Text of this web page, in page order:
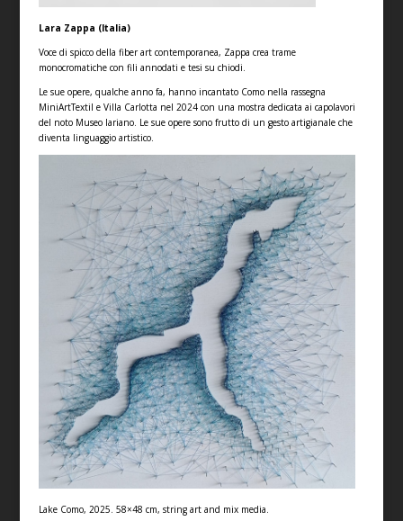
Lara Zappa (Italia)
Voce di spicco della fiber art contemporanea, Zappa crea trame
monocromatiche con fili annodati e tesi su chiodi.
Le sue opere, qualche anno fa, hanno incantato Como nella rassegna
MiniArtTextil e Villa Carlotta nel 2024 con una mostra dedicata ai capolavori
del noto Museo lariano. Le sue opere sono frutto di un gesto artigianale che
diventa linguaggio artistico.
Lake Como, 2025. 58×48 cm, string art and mix media.